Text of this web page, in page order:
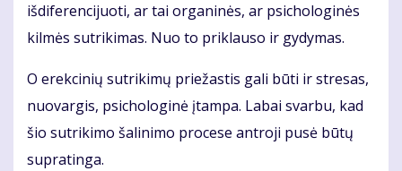
išdiferencijuoti, ar tai organinės, ar psichologinės
kilmės sutrikimas. Nuo to priklauso ir gydymas.
O erekcinių sutrikimų priežastis gali būti ir stresas,
nuovargis, psichologinė įtampa. Labai svarbu, kad
šio sutrikimo šalinimo procese antroji pusė būtų
supratinga.